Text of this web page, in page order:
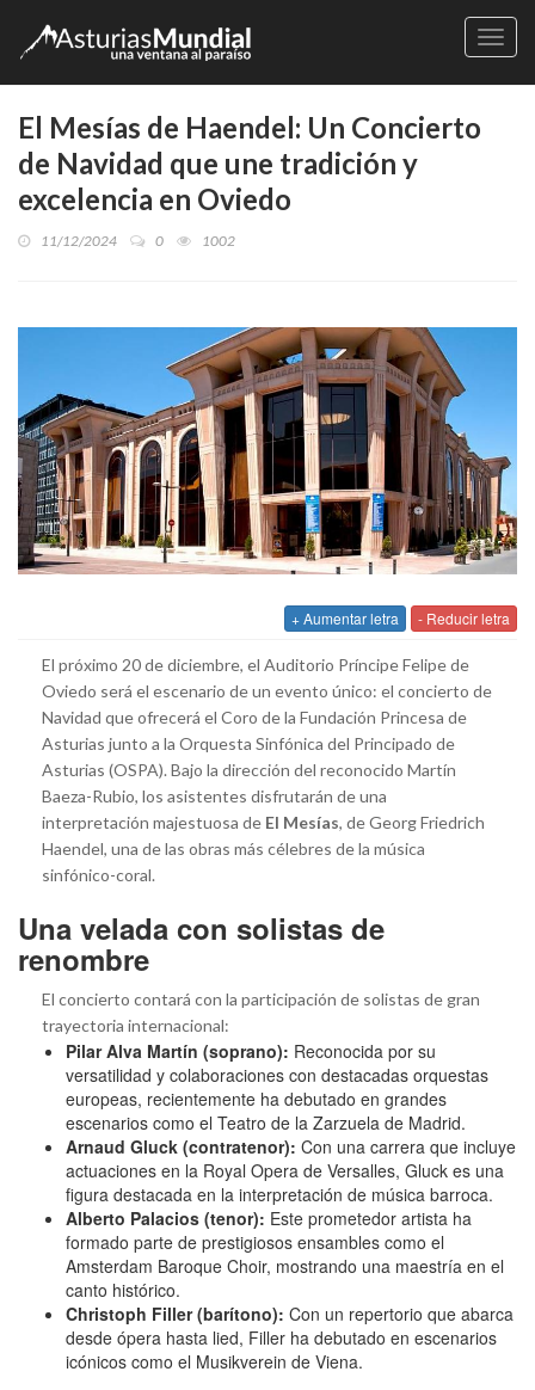
El Mesías de Haendel: Un Concierto
de Navidad que une tradición y
excelencia en Oviedo
11/12/2024 0 1002
+ Aumentar letra - Reducir letra
El próximo 20 de diciembre, el Auditorio Príncipe Felipe de
Oviedo será el escenario de un evento único: el concierto de
Navidad que ofrecerá el Coro de la Fundación Princesa de
Asturias junto a la Orquesta Sinfónica del Principado de
Asturias (OSPA). Bajo la dirección del reconocido Martín
Baeza-Rubio, los asistentes disfrutarán de una
interpretación majestuosa de El Mesías, de Georg Friedrich
Haendel, una de las obras más célebres de la música
sinfónico-coral.
Una velada con solistas de
renombre
El concierto contará con la participación de solistas de gran
trayectoria internacional:
Pilar Alva Martín (soprano): Reconocida por su
versatilidad y colaboraciones con destacadas orquestas
europeas, recientemente ha debutado en grandes
escenarios como el Teatro de la Zarzuela de Madrid.
Arnaud Gluck (contratenor): Con una carrera que incluye
actuaciones en la Royal Opera de Versalles, Gluck es una
figura destacada en la interpretación de música barroca.
Alberto Palacios (tenor): Este prometedor artista ha
formado parte de prestigiosos ensambles como el
Amsterdam Baroque Choir, mostrando una maestría en el
canto histórico.
Christoph Filler (barítono): Con un repertorio que abarca
desde ópera hasta lied, Filler ha debutado en escenarios
icónicos como el Musikverein de Viena.